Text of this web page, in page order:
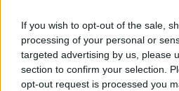
If you wish to opt-out of the sale,
processing of your personal or
targeted advertising by us, please
section to confirm your selection.
opt-out request is processed you
επειδή η έρευνα
έντονη
μπορεί να προέρχονται
το Φυσικό, ως την